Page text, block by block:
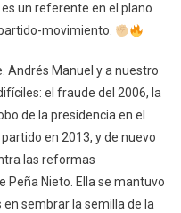
un referente en el plano
movimiento.
Andrés Manuel y a nuestro
el fraude del 2006, la
de la presidencia en el
en 2013, y de nuevo
las reformas
Peña Nieto. Ella se mantuvo
sembrar la semilla de la